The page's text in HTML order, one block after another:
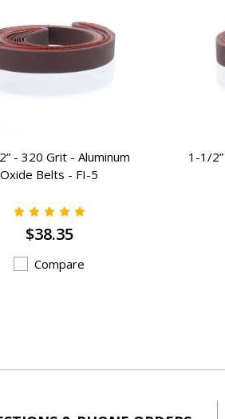
- 320 Grit - Aluminum
Oxide Belts - FI-5
$38.35
Compare
1-1/